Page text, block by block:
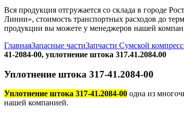
Вся продукция отгружается со склада в городе
Линии», стоимость транспортных расходов до
продукции вы можете у менеджеров нашей
ГлавнаяЗапасные частиЗапчасти Сумской
41-2084-00, уплотнение штока 317.41.2084.00
Уплотнение штока 317-41.2084-00
Уплотнение штока 317-41.2084-00 одна из
нашей компанией.